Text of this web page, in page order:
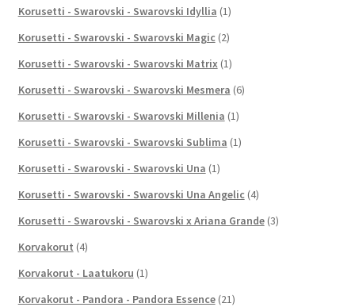
Korusetti - Swarovski - Swarovski Idyllia (1)
Korusetti - Swarovski - Swarovski Magic (2)
Korusetti - Swarovski - Swarovski Matrix (1)
Korusetti - Swarovski - Swarovski Mesmera (6)
Korusetti - Swarovski - Swarovski Millenia (1)
Korusetti - Swarovski - Swarovski Sublima (1)
Korusetti - Swarovski - Swarovski Una (1)
Korusetti - Swarovski - Swarovski Una Angelic (4)
Korusetti - Swarovski - Swarovski x Ariana Grande (3)
Korvakorut (4)
Korvakorut - Laatukoru (1)
Korvakorut - Pandora - Pandora Essence (21)